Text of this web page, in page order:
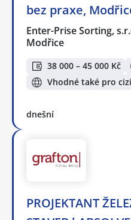
bez praxe,
Enter-Prise Sorting,
Modřice
38 000 – 45 000 Kč
Vhodné také pro
dnešní
PROJEKTANT